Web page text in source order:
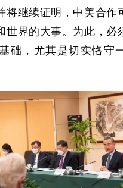
将继续证明，中美合作
世界的大事。为此，必
础，尤其是切实恪守